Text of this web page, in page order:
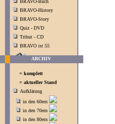
BRAVO-Buch
BRAVO-History
BRAVO-Story
Quiz - DVD
Tribut - CD
BRAVO ist 55
ARCHIV
= komplett
= aktueller Stand
Aufklärung
in den 60ern
in den 70ern
in den 80ern